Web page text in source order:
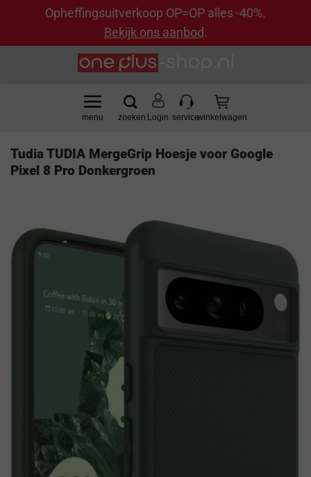
Opheffingsuitverkoop OP=OP alles -40%.
Bekijk ons aanbod.
Login
Tudia TUDIA MergeGrip Hoesje voor Google
Pixel 8 Pro Donkergroen